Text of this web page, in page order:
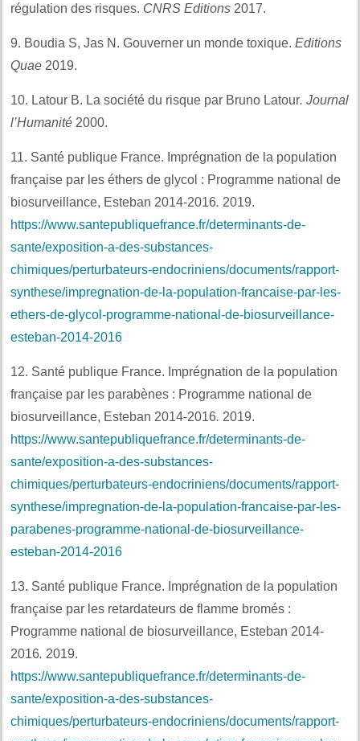
régulation des risques. CNRS Editions 2017.
9. Boudia S, Jas N. Gouverner un monde toxique. Editions
Quae 2019.
10. Latour B. La société du risque par Bruno Latour. Journal
l’Humanité 2000.
11. Santé publique France. Imprégnation de la population
française par les éthers de glycol : Programme national de
biosurveillance, Esteban 2014-2016. 2019.
https://www.santepubliquefrance.fr/determinants-de-
sante/exposition-a-des-substances-
chimiques/perturbateurs-endocriniens/documents/rapport-
synthese/impregnation-de-la-population-francaise-par-les-
ethers-de-glycol-programme-national-de-biosurveillance-
esteban-2014-2016
12. Santé publique France. Imprégnation de la population
française par les parabènes : Programme national de
biosurveillance, Esteban 2014-2016. 2019.
https://www.santepubliquefrance.fr/determinants-de-
sante/exposition-a-des-substances-
chimiques/perturbateurs-endocriniens/documents/rapport-
synthese/impregnation-de-la-population-francaise-par-les-
parabenes-programme-national-de-biosurveillance-
esteban-2014-2016
13. Santé publique France. Imprégnation de la population
française par les retardateurs de flamme bromés :
Programme national de biosurveillance, Esteban 2014-
2016. 2019.
https://www.santepubliquefrance.fr/determinants-de-
sante/exposition-a-des-substances-
chimiques/perturbateurs-endocriniens/documents/rapport-